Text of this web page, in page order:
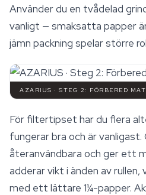
Använder du en tvådelad
vanligt — smaksatta papper
jämn packning spelar större
AZARIUS · STEG 2: FÖRBERED
För filtertipset har du flera
fungerar bra och är vanligast.
återanvändbara och ger ett
adderar vikt i änden av rullen,
med ett lättare 1¼-papper.